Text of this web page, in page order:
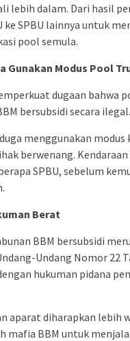
lebih dalam. Dari hasil
ke SPBU lainnya untuk
pool semula.
Gunakan Modus Pool
dugaan
bersubsidi secara ilegal.
menggunakan
berwenang.
SPBU, sebelum
Berat
BBM bersubsidi
Undang Nomor 22
hukuman pidana
aparat diharapkan lebih
mafia BBM untuk